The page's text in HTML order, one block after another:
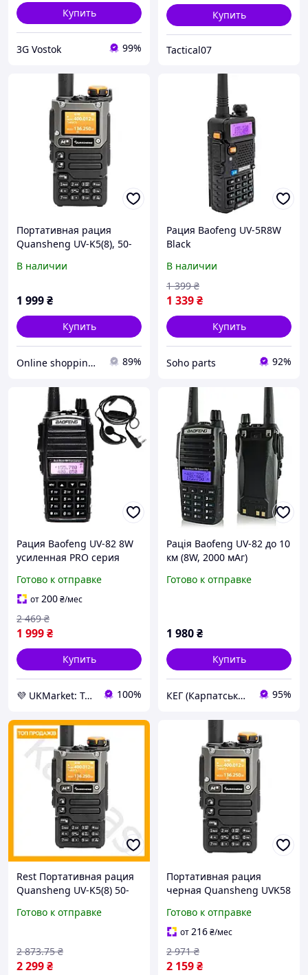
Купить
3G Vostok 99%
Купить
Tactical07
Портативная рация
Quansheng UV-K5(8), 50-
Type-C
В наличии
1 999₴
Купить
Online shopping🛍 89%
Рация Baofeng UV-5R8W
Black
В наличии
1 339₴
1 399 ₴
Купить
Soho parts 92%
Рация Baofeng UV-82 8W
усиленная PRO серия
кнопка, гарнитура,
дальность 10км -
UKMarket-
Готово к отправке
от200₴/мес
1 999₴
2 469 ₴
Купить
💜 UKMarket: Товары для дома и сада: тенты, шторы, мягкие окна, мебель. Товары для спорта. Техника 100%
Рація Baofeng UV-82 до 10
км (8W, 2000 мАг)
із зарядкою від мережі
Готово к отправке
1 980₴
Купить
КЕГ (Карпатська Енергетична Група) 95%
Rest Портативная рация
Quansheng UV-K5(8) 50-
двухдиапазонная
и
Готово к отправке
2 299₴
2 873.75 ₴
Портативная рация
черная Quansheng UVK58
TypeC Seli Портативна
рація чорна Quansheng
UVK5 8 50600MHz
Готово к отправке
от216₴/мес
2 159₴
2 971 ₴